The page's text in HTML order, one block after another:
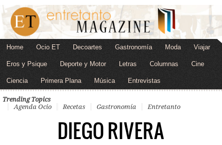
Home Ocio ET Decoartes Gastronomía Moda Viajar
Eros y Psique Deporte y Motor Letras Columnas Cine
Ciencia Primera Plana Música Entrevistas
Trending Topics
Agenda Ocio
Recetas Gastronomía Entretanto
DIEGO RIVERA